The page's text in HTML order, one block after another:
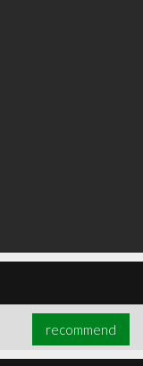
recommend